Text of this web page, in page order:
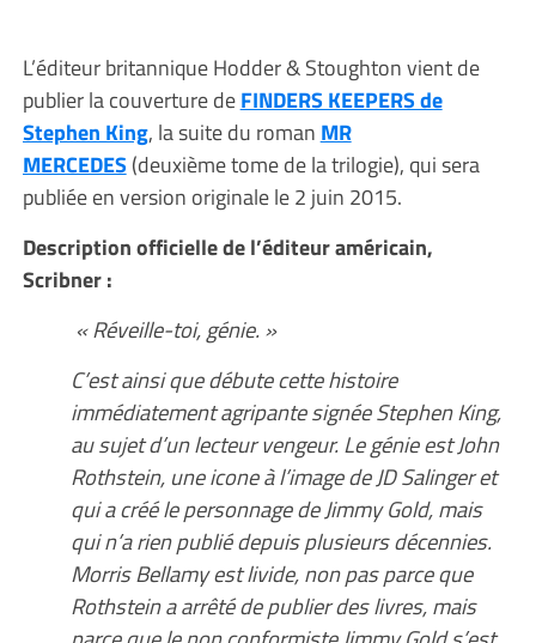
L’éditeur britannique Hodder & Stoughton vient de
publier la couverture deFINDERS KEEPERS de
Stephen King, la suite du roman MR
MERCEDES(deuxième tome de la trilogie), qui sera
publiée en version originale le 2 juin 2015.
Description officielle de l’éditeur américain,
Scribner :
« Réveille-toi, génie. »
C’est ainsi que débute cette histoire
immédiatement agripante signée Stephen King,
au sujet d’un lecteur vengeur. Le génie est John
Rothstein, une icone à l’image de JD Salinger et
qui a créé le personnage de Jimmy Gold, mais
qui n’a rien publié depuis plusieurs décennies.
Morris Bellamy est livide, non pas parce que
Rothstein a arrêté de publier des livres, mais